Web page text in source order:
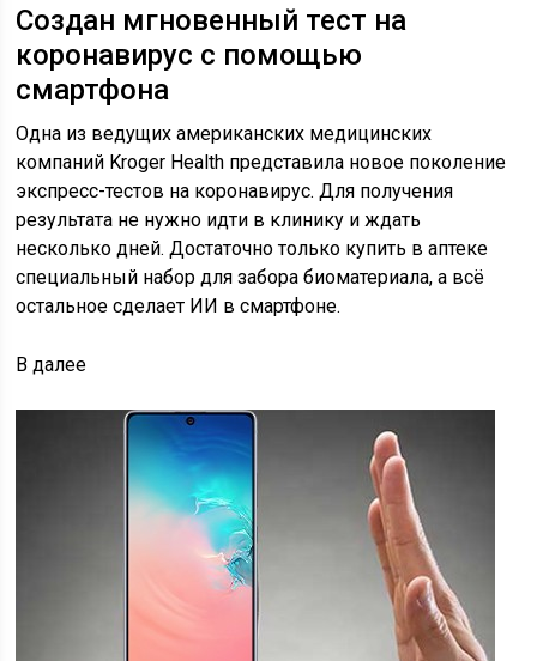
Создан мгновенный тест на
коронавирус с помощью
смартфона
Одна из ведущих американских медицинских
компаний Kroger Health представила новое поколение
экспресс-тестов на коронавирус. Для получения
результата не нужно идти в клинику и ждать
несколько дней. Достаточно только купить в аптеке
специальный набор для забора биоматериала, а всё
остальное сделает ИИ в смартфоне.
В далее